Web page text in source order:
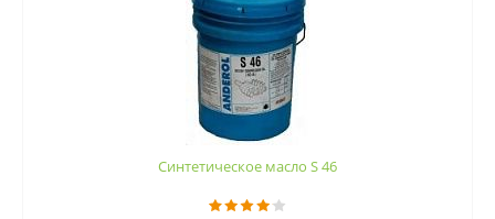
Синтетическое масло S 46